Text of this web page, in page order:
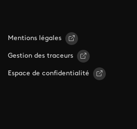
Mentions légales
Gestion des traceurs
Espace de confidentialité